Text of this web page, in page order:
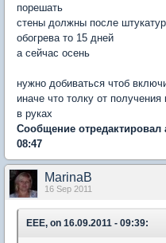
порешать
стены должны после
обогрева то 15 дней
а сейчас осень
нужно добиваться чтоб
иначе что толку от
в руках
Сообщение отредактировал
08:47
MarinaB
16 Sep 2011
EEE, on 16.09.2011 - 09:39: